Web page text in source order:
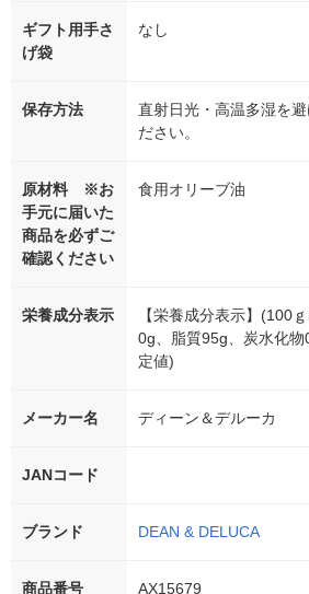
ギフト用手さ
げ袋
なし
保存方法
直射日光・高温多湿を
ださい。
原材料 ※お
手元に届いた
商品を必ずご
確認ください
食用オリーブ油
栄養成分表示
【栄養成分表示】(100
0g、脂質95g、炭水化
定値)
メーカー名 ディーン＆デルーカ
JANコード
ブランド DEAN & DELUCA
商品番号 AX15679